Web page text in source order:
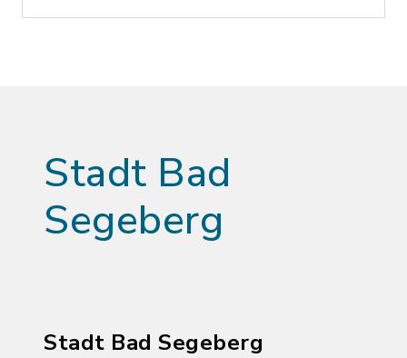
Stadt Bad
Segeberg
Stadt Bad Segeberg